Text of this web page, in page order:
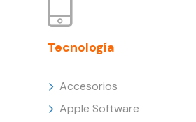
Tecnología
Accesorios
Apple Software